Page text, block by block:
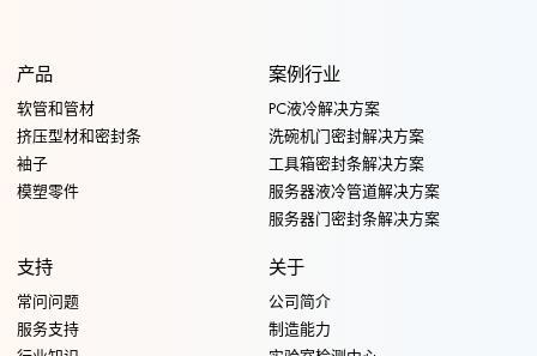
产品
软管和管材
挤压型材和密封条
袖子
模塑零件
案例行业
PC液冷解决方案
洗碗机门密封解决方案
工具箱密封条解决方案
服务器液冷管道解决方案
服务器门密封条解决方案
支持
常问问题
服务支持
关于
公司简介
制造能力